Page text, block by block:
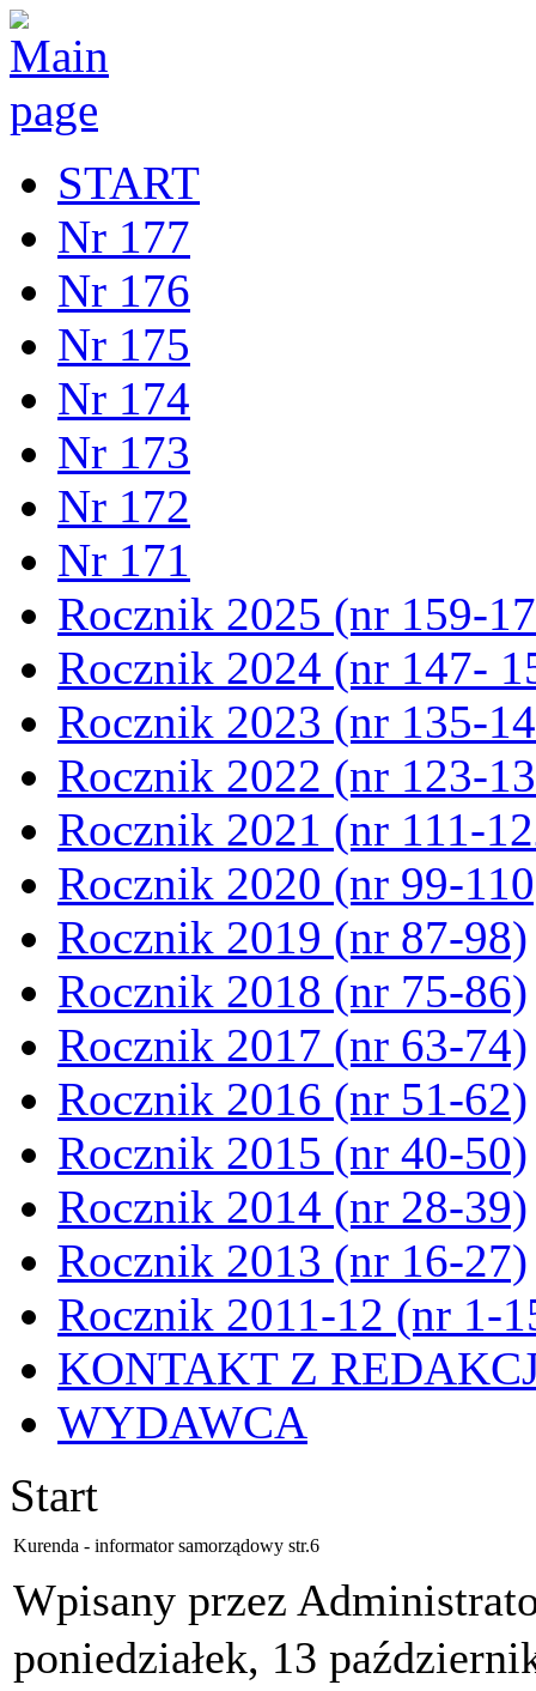
START
Nr 177
Nr 176
Nr 175
Nr 174
Nr 173
Nr 172
Nr 171
Rocznik 2025 (nr 159-
Rocznik 2024 (nr 147-
Rocznik 2023 (nr 135-
Rocznik 2022 (nr 123-
Rocznik 2021 (nr 111-
Rocznik 2020 (nr 99-
Rocznik 2019 (nr 87-98)
Rocznik 2018 (nr 75-86)
Rocznik 2017 (nr 63-74)
Rocznik 2016 (nr 51-62)
Rocznik 2015 (nr 40-50)
Rocznik 2014 (nr 28-39)
Rocznik 2013 (nr 16-27)
Rocznik 2011-12 (nr 1-
KONTAKT Z
WYDAWCA
Start
Kurenda - informator samorządowy str.6
Wpisany przez
poniedziałek, 13